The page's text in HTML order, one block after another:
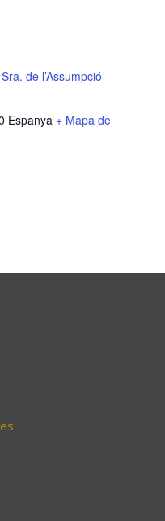
de l’Assumpció
Espanya + Mapa de